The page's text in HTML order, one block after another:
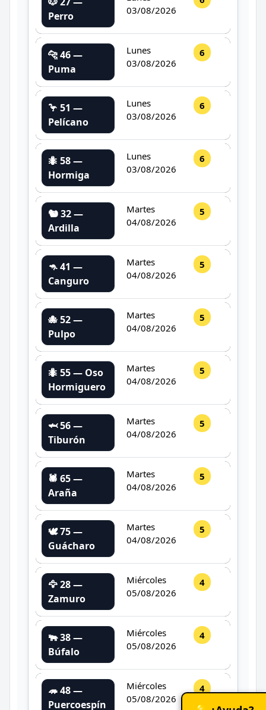
Perro
03/08/2026
🐆 46 —
Puma
Lunes
03/08/2026
6
🦩 51 —
Pelícano
Lunes
03/08/2026
6
🐜 58 —
Hormiga
Lunes
03/08/2026
6
🐿️ 32 —
Ardilla
Martes
04/08/2026
5
🦘 41 —
Canguro
Martes
04/08/2026
5
🐙 52 —
Pulpo
Martes
04/08/2026
5
🐜 55 — Oso
Hormiguero
Martes
04/08/2026
5
🦈 56 —
Tiburón
Martes
04/08/2026
5
🕷️ 65 —
Araña
Martes
04/08/2026
5
🕊️ 75 —
Guácharo
Martes
04/08/2026
5
🦅 28 —
Zamuro
Miércoles
05/08/2026
4
🐃 38 —
Búfalo
Miércoles
05/08/2026
4
🦔 48 —
Puercoespín
Miércoles
05/08/2026
4